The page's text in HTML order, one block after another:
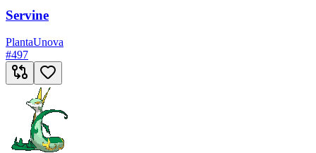
Servine
PlantaUnova
#497